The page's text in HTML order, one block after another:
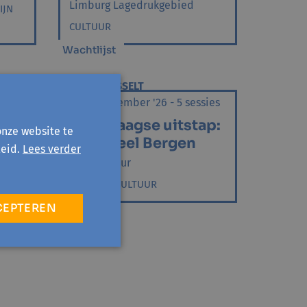
Limburg Lagedrukgebied
CULTUUR
Wachtlijst
REGIO HASSELT
ma 7 september '26 - 5 sessies
Meerdaagse uitstap:
Cultureel Bergen
Club Cultuur
CULTUUR
website te
Lees verder